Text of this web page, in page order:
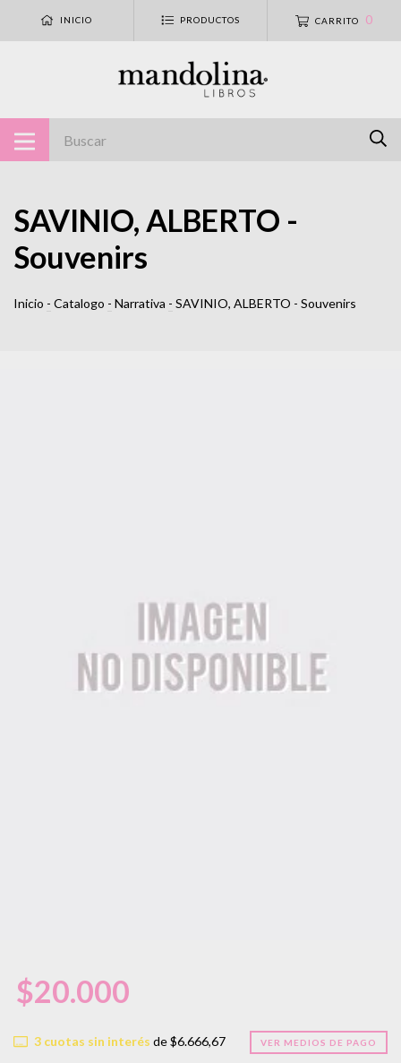
INICIO PRODUCTOS CARRITO 0
SAVINIO, ALBERTO -
Souvenirs
Inicio - Catalogo - Narrativa - SAVINIO, ALBERTO - Souvenirs
$20.000
3cuotas sin interés de$6.666,67 VER MEDIOS DE PAGO